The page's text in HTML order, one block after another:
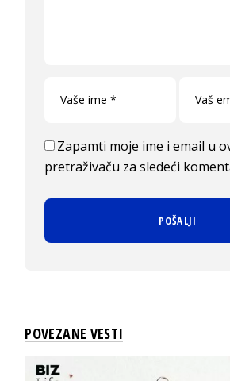
Zapamti moje ime i email u
pretraživaču za sledeći
POVEZANE VESTI